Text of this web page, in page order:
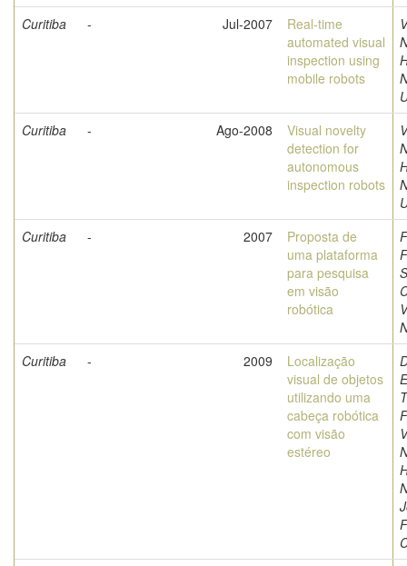
Curitiba - Jul-2007
Real-time
automated visual
inspection using
mobile robots
Curitiba
- Ago-2008
Visual novelty
detection for
autonomous
inspection robots
Curitiba
- 2007
Proposta de
uma plataforma
para pesquisa
em visão
robótica
Curitiba
- 2009
Localização
visual de objetos
utilizando uma
cabeça robótica
com visão
estéreo